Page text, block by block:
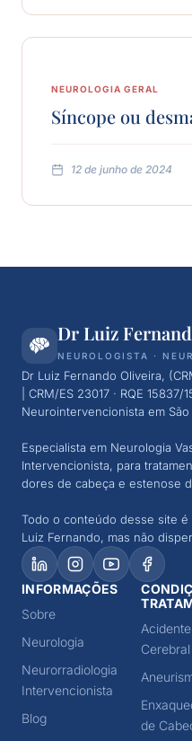
NEUROLOGIA GERAL
Síncope ou
12 de junho de 2024
Dr Luiz
NEUROLOGISTA ·
Dr Luiz Fernando Oliveira,
| CRM/ES 23017 · RQE 15837/
Neurointervencionista em São
Especialista em Neurologia
Intervencionista, para
dores de cabeça e estenose
Todo o conteúdo desse site
Luiz Fernando, mas não
INFORMAÇÕES
Sobre
Neurologia
Neurorradiologia
Intervencionista
Blog
de